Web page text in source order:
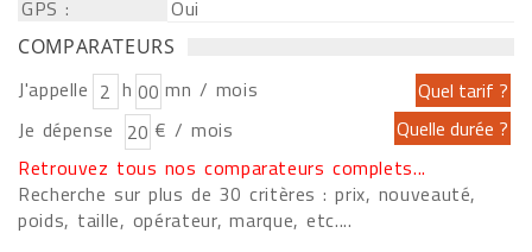
GPS :
Oui
COMPARATEURS
J'appelle h
mn / mois
Je dépense
€ / mois
Retrouvez tous nos comparateurs complets...
Recherche sur plus de 30 critères : prix, nouveauté,
poids, taille, opérateur, marque, etc....